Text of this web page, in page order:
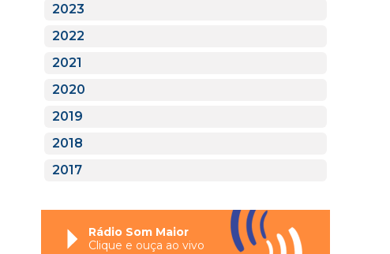
2023
2022
2021
2020
2019
2018
2017
Rádio Som Maior
Clique e ouça ao vivo